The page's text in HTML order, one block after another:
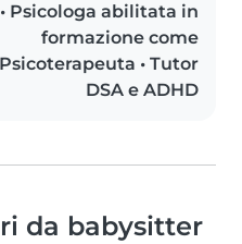
• Psicologa abilitata in
formazione come
Psicoterapeuta • Tutor
DSA e ADHD
da babysitter